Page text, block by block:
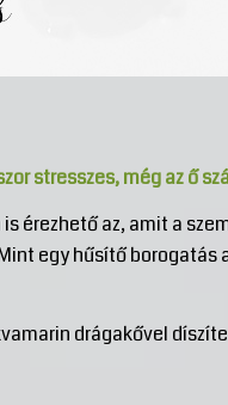
stresszes, még az ő
érezhető az, amit a
egy hűsítő borogatás
drágakővel